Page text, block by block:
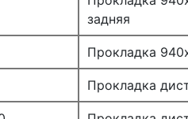
задняя
Прокладка
Прокладка